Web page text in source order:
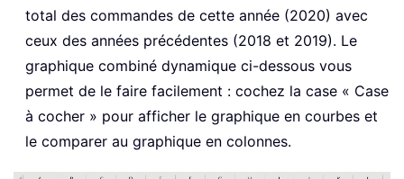
total des commandes de cette année (2020) avec
ceux des années précédentes (2018 et 2019). Le
graphique combiné dynamique ci-dessous vous
permet de le faire facilement : cochez la case « Case
à cocher » pour afficher le graphique en courbes et
le comparer au graphique en colonnes.